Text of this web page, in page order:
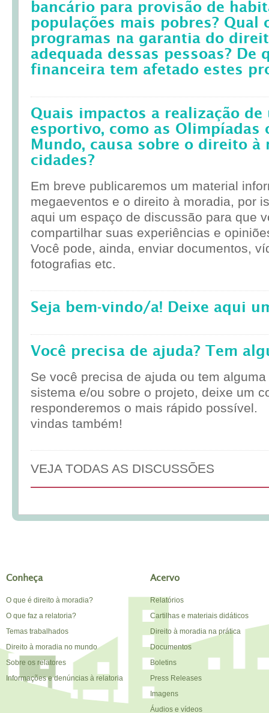
bancário para provisão de
populações mais pobres? Qual
programas na garantia do
adequada dessas pessoas? De
financeira tem afetado estes
Quais impactos a realização de
esportivo, como as Olimpíadas
Mundo, causa sobre o direito à
cidades?
Em breve publicaremos um material
megaeventos e o direito à moradia, por
aqui um espaço de discussão para que
compartilhar suas experiências e
Você pode, ainda, enviar documentos,
fotografias etc.
Seja bem-vindo/a! Deixe aqui
Você precisa de ajuda? Tem
Se você precisa de ajuda ou tem
sistema e/ou sobre o projeto, deixe um
responderemos o mais rápido possível.
vindas também!
VEJA TODAS AS DISCUSSÕES
Conheça
O que é direito à moradia?
O que faz a relatoria?
Temas trabalhados
Direito à moradia no mundo
Sobre os relatores
Informações e denúncias à relatoria
Acervo
Relatórios
Cartilhas e materiais didáticos
Direito à moradia na prática
Documentos
Boletins
Press Releases
Imagens
Áudios e vídeos